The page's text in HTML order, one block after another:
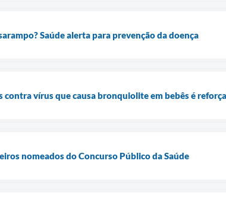
Saúde alerta para prevenção da doença
contra vírus que causa bronquiolite em bebês é
nomeados do Concurso Público da Saúde